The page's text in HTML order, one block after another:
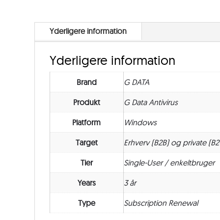
Yderligere information
Yderligere information
Brand G DATA
Produkt G Data Antivirus
Platform Windows
Target Erhverv (B2B) og private
Tier Single-User / enkeltbruger
Years 3 år
Type Subscription Renewal